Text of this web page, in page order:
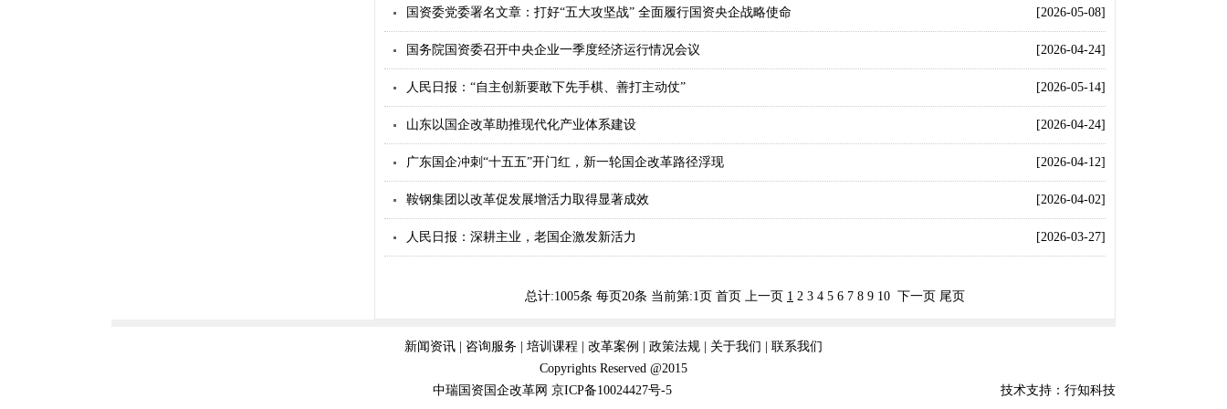
[2026-05-08]
国资委党委署名文章：打好“五大攻坚战” 全面履行国资央企战略使命
[2026-04-24]
国务院国资委召开中央企业一季度经济运行情况会议
[2026-05-14]
人民日报：“自主创新要敢下先手棋、善打主动仗”
[2026-04-24]
山东以国企改革助推现代化产业体系建设
[2026-04-12]
广东国企冲刺“十五五”开门红，新一轮国企改革路径浮现
[2026-04-02]
鞍钢集团以改革促发展增活力取得显著成效
[2026-03-27]
人民日报：深耕主业，老国企激发新活力
总计:1005条 每页20条 当前第:1页 首页 上一页 1 2 3 4 5 6 7 8 9 10 下一页 尾页
新闻资讯 咨询服务 培训课程 改革案例 政策法规 关于我们
联系我们
Copyrights Reserved @2015
中瑞国资国企改革网 京ICP备10024427号-5 技术支持：行知科技